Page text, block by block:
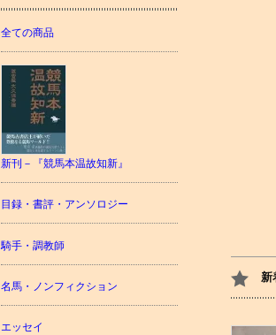
新
全ての商品
新刊－『競馬本温故知新』
目録・書評・アンソロジー
騎手・調教師
名馬・ノンフィクション
エッセイ